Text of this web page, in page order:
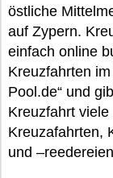
östliche
auf Zypern.
einfach online
Kreuzfahrten
Pool.de“ und
Kreuzfahrt
Kreuzafahrten,
und